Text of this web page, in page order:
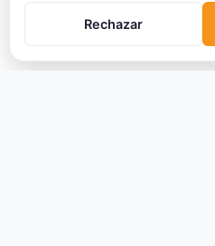
Rechazar